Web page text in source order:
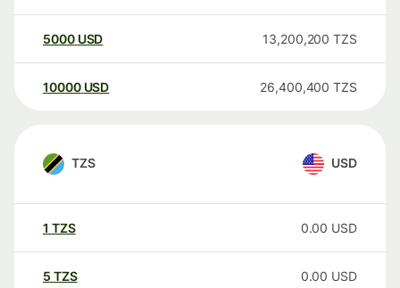
5000 USD 13,200,200 TZS
10000 USD 26,400,400 TZS
TZS USD
1 TZS 0.00 USD
5 TZS 0.00 USD